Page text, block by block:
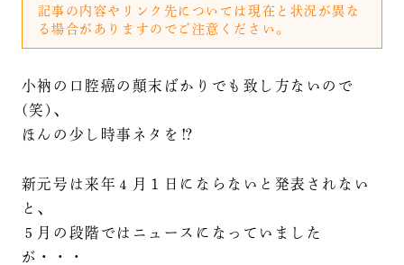
記事の内容やリンク先については現在と状況が異な
る場合がありますのでご注意ください。
小衲の口腔癌の顛末ばかりでも致し方ないので
(笑)、
ほんの少し時事ネタを⁉️
新元号は来年４月１日にならないと発表されない
と、
５月の段階ではニュースになっていました
が・・・